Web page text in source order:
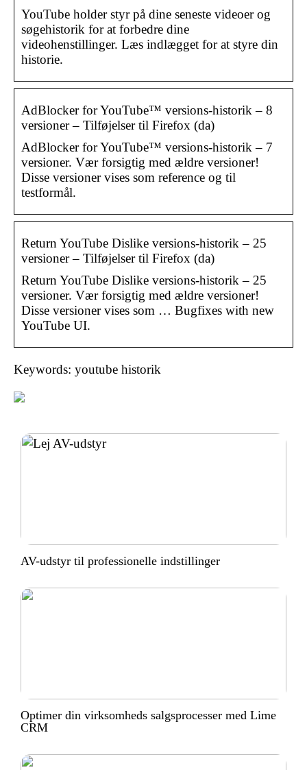
YouTube holder styr på dine seneste videoer og
søgehistorik for at forbedre dine
videohenstillinger. Læs indlægget for at styre din
historie.
AdBlocker for YouTube™ versions-historik – 8
versioner – Tilføjelser til Firefox (da)
AdBlocker for YouTube™ versions-historik – 7
versioner. Vær forsigtig med ældre versioner!
Disse versioner vises som reference og til
testformål.
Return YouTube Dislike versions-historik – 25
versioner – Tilføjelser til Firefox (da)
Return YouTube Dislike versions-historik – 25
versioner. Vær forsigtig med ældre versioner!
Disse versioner vises som … Bugfixes with new
YouTube UI.
Keywords: youtube historik
AV-udstyr til professionelle indstillinger
Optimer din virksomheds salgsprocesser med Lime
CRM